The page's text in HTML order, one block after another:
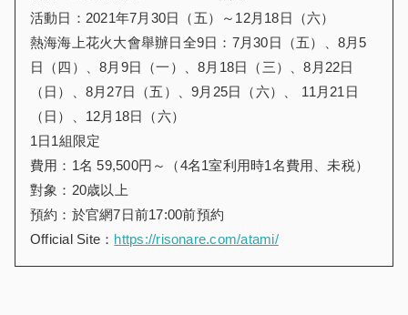
活動日：2021年7月30日（五）～12月18日（六）
熱海海上花火大會舉辦日全9日：7月30日（五）、8月5
日（四）、8月9日（一）、8月18日（三）、8月22日
（日）、8月27日（五）、9月25日（六）、 11月21日
（日）、12月18日（六）
1日1組限定
費用：1名 59,500円～（4名1室利用時1名費用、未税）
對象：20歳以上
預約：於官網7日前17:00前預約
Official Site： https://risonare.com/atami/